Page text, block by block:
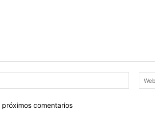
Email:*
comentarios